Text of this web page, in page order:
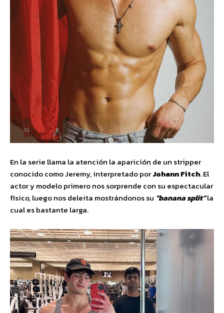
En la serie llama la atención la aparición de un stripper
conocido como Jeremy, interpretado porJohann Fitch. El
actor y modelo primero nos sorprende con su espectacular
físico, luego nos deleita mostrándonos su “banana split”la
cual es bastante larga.